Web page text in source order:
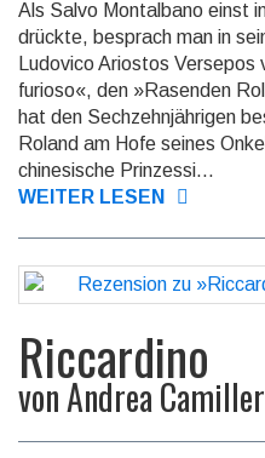
Als Salvo Montalbano einst
drückte, besprach man in
Ludovico Ariostos
furioso«, den »Rasenden
hat den Sech­zehn­jährigen
Roland am Hofe seines
chinesische Prinzessi...
WEITER LESEN
Riccardino
vonAndrea